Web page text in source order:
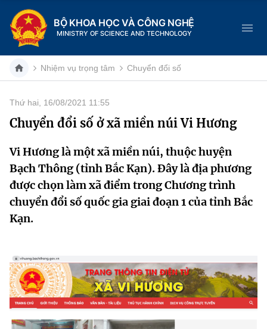
BỘ KHOA HỌC VÀ CÔNG NGHỆ
MINISTRY OF SCIENCE AND TECHNOLOGY
Danh mục
Giới thiệu
Chức năng nhiệm vụ
Lịch sử phát triển
Sở Khoa học và Công nghệ
Tin tức sự kiện
Đổi mới sáng tạo
Chuyển đổi số
Dịch vụ công
Văn bản QPPL
Văn bản chỉ đạo điều hành
MST IOFFICE
THỐNG KÊ
Nhiệm vụ trọng tâm Chuyển đổi số
Thứ hai, 16/08/2021 11:55
Chuyển đổi số ở xã miền núi Vi Hương
Vi Hương là một xã miền núi, thuộc huyện
Bạch Thông (tỉnh Bắc Kạn). Đây là địa phương
được chọn làm xã điểm trong Chương trình
chuyển đổi số quốc gia giai đoạn 1 của tỉnh Bắc
Kạn.